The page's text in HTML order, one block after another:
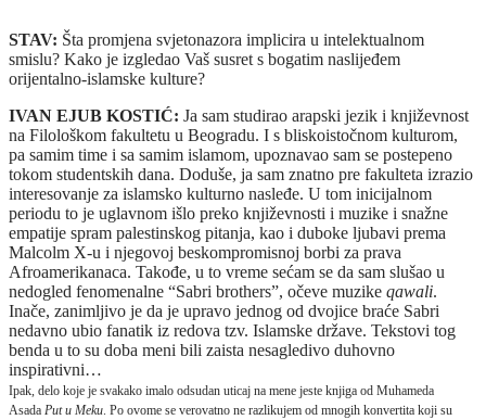
STAV: Šta promjena svjetonazora implicira u intelektualnom
smislu? Kako je izgledao Vaš susret s bogatim naslijeđem
orijentalno-islamske kulture?
IVAN EJUB KOSTIĆ: Ja sam studirao arapski jezik i književnost
na Filološkom fakultetu u Beogradu. I s bliskoistočnom kulturom,
pa samim time i sa samim islamom, upoznavao sam se postepeno
tokom studentskih dana. Doduše, ja sam znatno pre fakulteta izrazio
interesovanje za islamsko kulturno nasleđe. U tom inicijalnom
periodu to je uglavnom išlo preko književnosti i muzike i snažne
empatije spram palestinskog pitanja, kao i duboke ljubavi prema
Malcolm X‑u i njegovoj beskompromisnoj borbi za prava
Afroamerikanaca. Takođe, u to vreme sećam se da sam slušao u
nedogled fenomenalne “Sabri brothers”, očeve muzike qawali.
Inače, zanimljivo je da je upravo jednog od dvojice braće Sabri
nedavno ubio fanatik iz redova tzv. Islamske države. Tekstovi tog
benda u to su doba meni bili zaista nesagledivo duhovno
inspirativni…
Ipak, delo koje je svakako imalo odsudan uticaj na mene jeste knjiga od Muhameda
Asada Put u Meku. Po ovome se verovatno ne razlikujem od mnogih konvertita koji su